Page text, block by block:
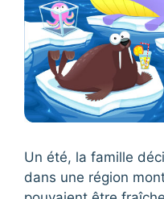
Un été, la famille
dans une région